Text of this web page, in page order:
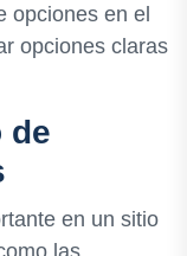
opciones en el
opciones claras
de
en un sitio